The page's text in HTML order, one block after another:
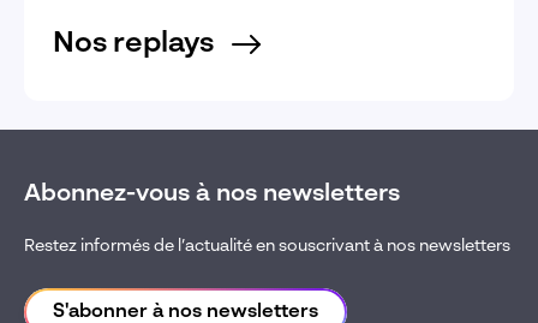
Nos replays
Abonnez-vous à nos newsletters
Restez informés de l’actualité en souscrivant à nos newsletters
S'abonner à nos newsletters